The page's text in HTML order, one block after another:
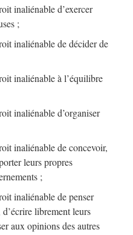
inaliénable d’exercer
;
inaliénable de décider de
inaliénable à l’équilibre
inaliénable d’organiser
inaliénable de concevoir,
leurs propres
;
inaliénable de penser
librement leurs
aux opinions des autres